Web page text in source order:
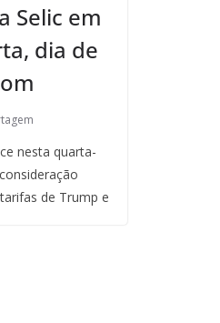
Selic em
dia de
nesta quarta-
de Trump e